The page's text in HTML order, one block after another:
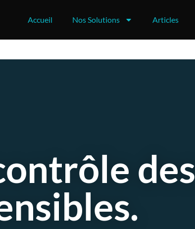
Accueil Nos Solutions Articles
des